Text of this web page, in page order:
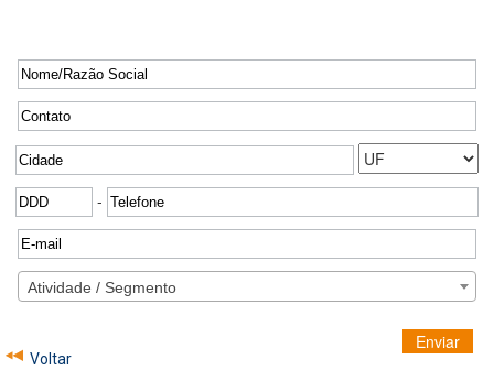
-
Atividade / Segmento
Enviar
Voltar